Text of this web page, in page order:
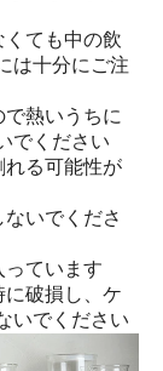
ても中の飲
は十分にご注
熱いうちに
でください
れる可能性が
いでくださ
ています
破損し、ケ
いでください